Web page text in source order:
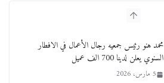
محمد هنو رئيس جمعيه رجال الأعمال في الافطار
السنوي يعلن لدينا 700 الف عميل
5 مارس، 2026